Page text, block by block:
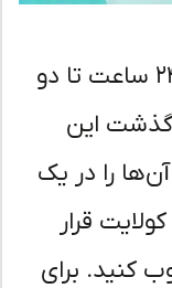
دهید بذرها به مدت ۲۴ ساعت تا دو
این
را در یک
قرار
برای